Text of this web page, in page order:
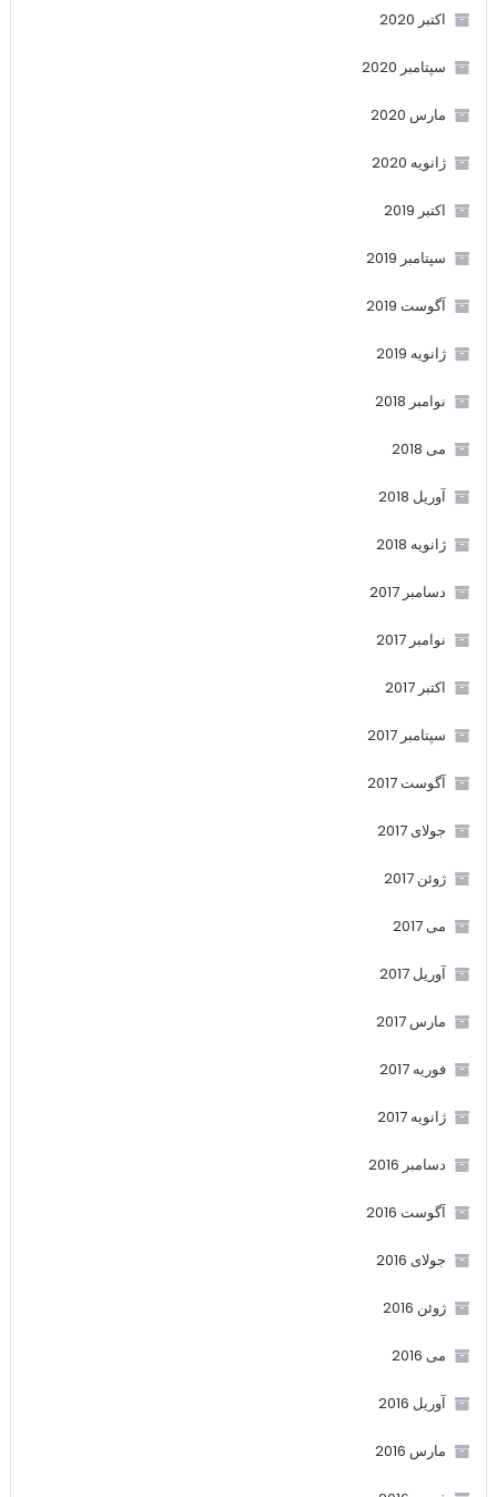
اکتبر 2020
سپتامبر 2020
مارس 2020
ژانویه 2020
اکتبر 2019
سپتامبر 2019
آگوست 2019
ژانویه 2019
نوامبر 2018
می 2018
آوریل 2018
ژانویه 2018
دسامبر 2017
نوامبر 2017
اکتبر 2017
سپتامبر 2017
آگوست 2017
جولای 2017
ژوئن 2017
می 2017
آوریل 2017
مارس 2017
فوریه 2017
ژانویه 2017
دسامبر 2016
آگوست 2016
جولای 2016
ژوئن 2016
می 2016
آوریل 2016
مارس 2016